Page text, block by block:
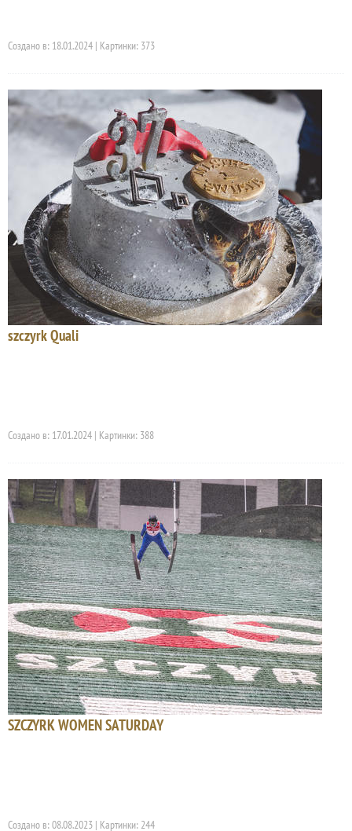
Создано в: 18.01.2024 | Картинки: 373
szczyrk Quali
Создано в: 17.01.2024 | Картинки: 388
SZCZYRK WOMEN SATURDAY
Создано в: 08.08.2023 | Картинки: 244